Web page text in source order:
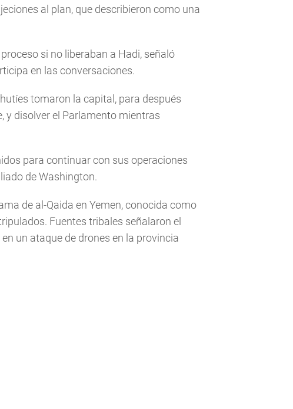
al plan, que describieron como una
si no liberaban a Hadi, señaló
en las conversaciones.
tomaron la capital, para después
y disolver el Parlamento mientras
para continuar con sus operaciones
de Washington.
de al-Qaida en Yemen, conocida como
Fuentes tribales señalaron el
un ataque de drones en la provincia